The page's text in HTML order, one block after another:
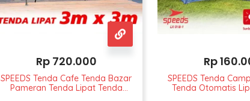
Rp720.000
SPEEDS Tenda Cafe Tenda Bazar
Pameran Tenda Lipat Tenda
Rp
SPEEDS Tenda
Tenda Otomatis